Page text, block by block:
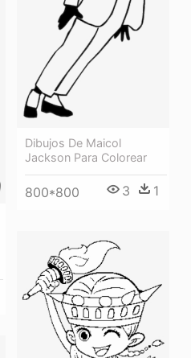
Dibujos De Maicol
Jackson Para Colorear
800*800 3 1